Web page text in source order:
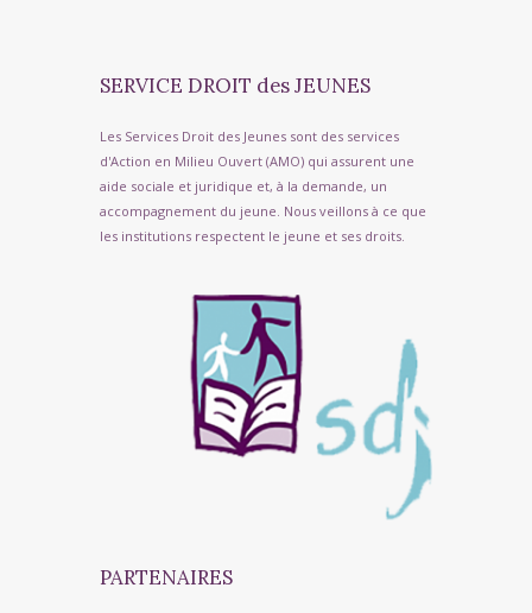
SERVICE DROIT des JEUNES
Les Services Droit des Jeunes sont des services
d'Action en Milieu Ouvert (AMO) qui assurent une
aide sociale et juridique et, à la demande, un
accompagnement du jeune. Nous veillons à ce que
les institutions respectent le jeune et ses droits.
PARTENAIRES